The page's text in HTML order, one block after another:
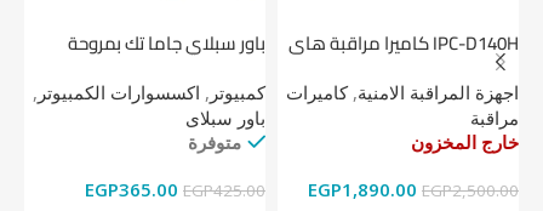
IPC-D140H كاميرا مراقبة هاى
لوك داخلية 4 ميجا
اجهزة المراقبة الامنية,كاميرات
مراقبة
خارج المخزون
EGP2,500.00
EGP1,890.00
باور سبلاي جاما تك بمروحة
كمبيوتر , اكسسوارات الكمبيوتر ,
باور سبلاى
متوفرة
EGP425.00
EGP365.00